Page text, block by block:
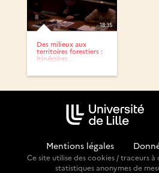
18:35
Des milieux aux
territoires forestiers :
itinéraires...
Mentions légales
Ce site utilise des cookies / traceurs à
statistiques anonymes de